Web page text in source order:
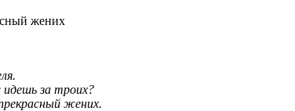
жених
за троих?
жених.